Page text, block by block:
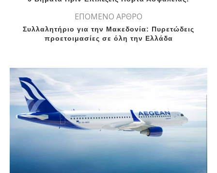
ΕΠΟΜΕΝΟ ΑΡΘΡΟ
Συλλαλητήριο για την Μακεδονία: Πυρετώδεις
προετοιμασίες σε όλη την Ελλάδα